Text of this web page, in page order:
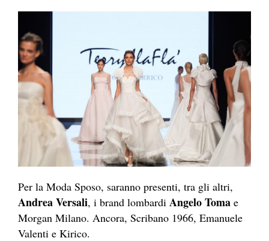
Per la Moda Sposo, saranno presenti, tra gli altri,
Andrea Versali, i brand lombardi Angelo Toma e
Morgan Milano. Ancora, Scribano 1966, Emanuele
Valenti e Kirico.